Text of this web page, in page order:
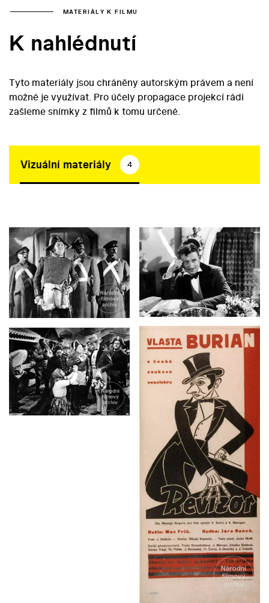
MATERIÁLY K FILMU
K nahlédnutí
Tyto materiály jsou chráněny autorským právem a není
možné je využívat. Pro účely propagace projekcí rádi
zašleme snímky z filmů k tomu určené.
Vizuální materiály 4